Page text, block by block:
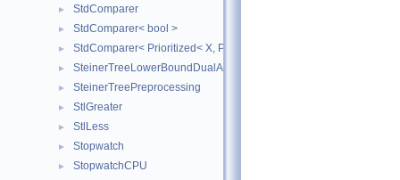
► StdComparer
► StdComparer< bool >
► StdComparer< Prioritized< X, Priority > >
► SteinerTreeLowerBoundDualAscent
► SteinerTreePreprocessing
► StlGreater
► StlLess
► Stopwatch
► StopwatchCPU